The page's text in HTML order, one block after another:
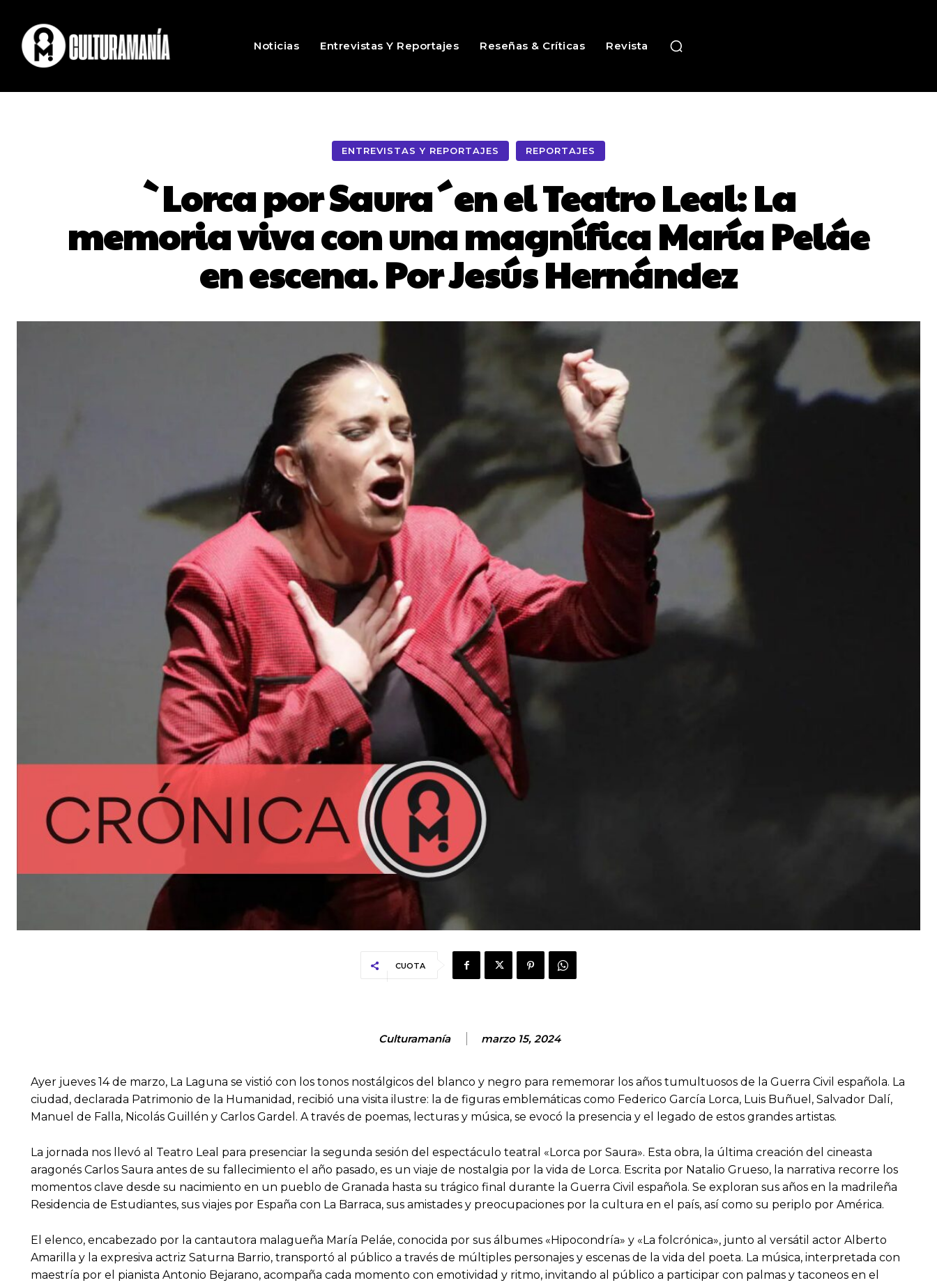
Noticias Entrevistas Y Reportajes Reseñas & Críticas Revista
ENTREVISTAS Y REPORTAJES REPORTAJES
`Lorca por Saura´en el Teatro Leal: La
memoria viva con una magnífica María Peláe
en escena. Por Jesús Hernández
CUOTA
Culturamanía marzo 15, 2024
Ayer jueves 14 de marzo, La Laguna se vistió con los tonos nostálgicos del blanco y negro para rememorar los años tumultuosos de la Guerra Civil española. La
ciudad, declarada Patrimonio de la Humanidad, recibió una visita ilustre: la de figuras emblemáticas como Federico García Lorca, Luis Buñuel, Salvador Dalí,
Manuel de Falla, Nicolás Guillén y Carlos Gardel. A través de poemas, lecturas y música, se evocó la presencia y el legado de estos grandes artistas.
La jornada nos llevó al Teatro Leal para presenciar la segunda sesión del espectáculo teatral «Lorca por Saura». Esta obra, la última creación del cineasta
aragonés Carlos Saura antes de su fallecimiento el año pasado, es un viaje de nostalgia por la vida de Lorca. Escrita por Natalio Grueso, la narrativa recorre los
momentos clave desde su nacimiento en un pueblo de Granada hasta su trágico final durante la Guerra Civil española. Se exploran sus años en la madrileña
Residencia de Estudiantes, sus viajes por España con La Barraca, sus amistades y preocupaciones por la cultura en el país, así como su periplo por América.
El elenco, encabezado por la cantautora malagueña María Peláe, conocida por sus álbumes «Hipocondría» y «La folcrónica», junto al versátil actor Alberto
Amarilla y la expresiva actriz Saturna Barrio, transportó al público a través de múltiples personajes y escenas de la vida del poeta. La música, interpretada con
maestría por el pianista Antonio Bejarano, acompaña cada momento con emotividad y ritmo, invitando al público a participar con palmas y taconeos en el